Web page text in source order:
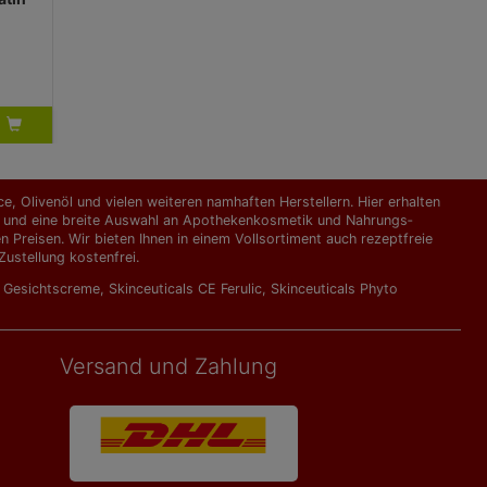
Olivenöl und vielen weiteren namhaften Herstellern. Hier erhalten
eine breite Auswahl an Apothekenkosmetik und Nahrungs­
Wir bieten Ihnen in einem Vollsortiment auch rezeptfreie
kostenfrei.
, Skinceuticals CE Ferulic, Skinceuticals Phyto
Versand und Zahlung